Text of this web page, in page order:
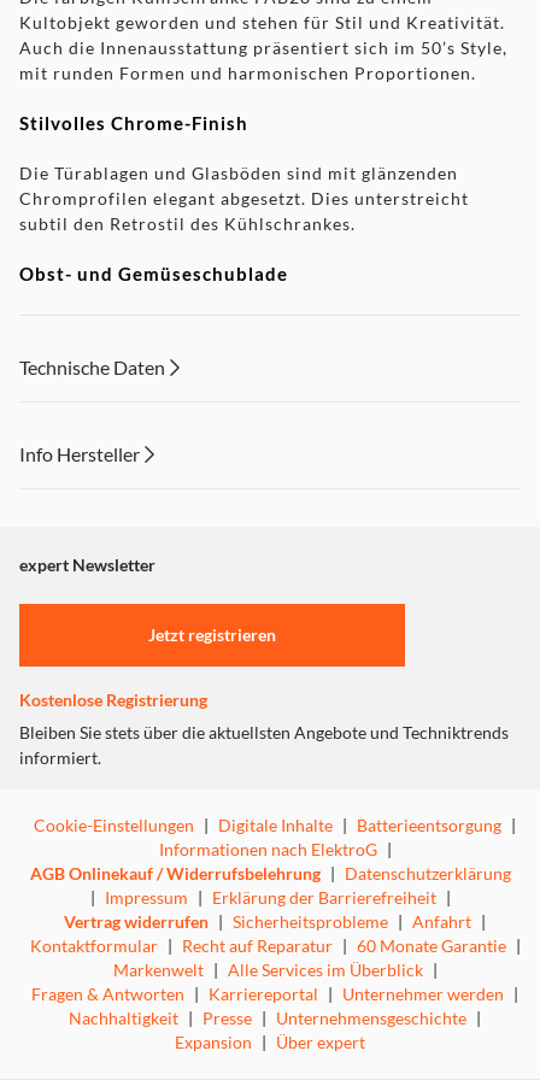
Kultobjekt geworden und stehen für Stil und Kreativität.
Auch die Innenausstattung präsentiert sich im 50’s Style,
mit runden Formen und harmonischen Proportionen.
Stilvolles Chrome-Finish
Die Türablagen und Glasböden sind mit glänzenden
Chromprofilen elegant abgesetzt. Dies unterstreicht
subtil den Retrostil des Kühlschrankes.
Obst- und Gemüseschublade
Schieberegler für die Regelung der Luftfeuchtigkeit
LED-Beleuchtung
Die beiden flächenbündig eingelassenen LED-Lichtleisten
Technische Daten
Info Hersteller
"Marketing".
Einstellungen anpassen
expert Newsletter
Jetzt registrieren
Kostenlose Registrierung
Bleiben Sie stets über die aktuellsten Angebote und Techniktrends
informiert.
Cookie-Einstellungen | Digitale Inhalte | Batterieentsorgung |
Informationen nach ElektroG |
AGB Onlinekauf / Widerrufsbelehrung | Datenschutzerklärung
| Impressum | Erklärung der Barrierefreiheit |
Vertrag widerrufen | Sicherheitsprobleme | Anfahrt |
Kontaktformular | Recht auf Reparatur | 60 Monate Garantie |
Markenwelt | Alle Services im Überblick |
Fragen & Antworten | Karriereportal | Unternehmer werden |
Nachhaltigkeit | Presse | Unternehmensgeschichte |
Expansion | Über expert